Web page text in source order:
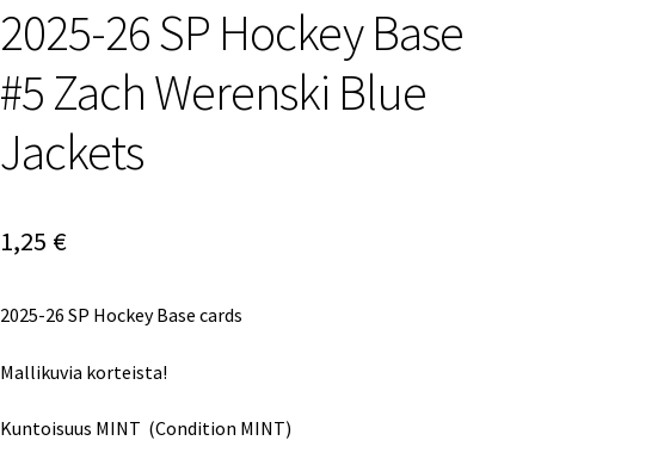
2025-26 SP Hockey Base
#5 Zach Werenski Blue
Jackets
1,25 €
2025-26 SP Hockey Base cards
Mallikuvia korteista!
Kuntoisuus MINT (Condition MINT)